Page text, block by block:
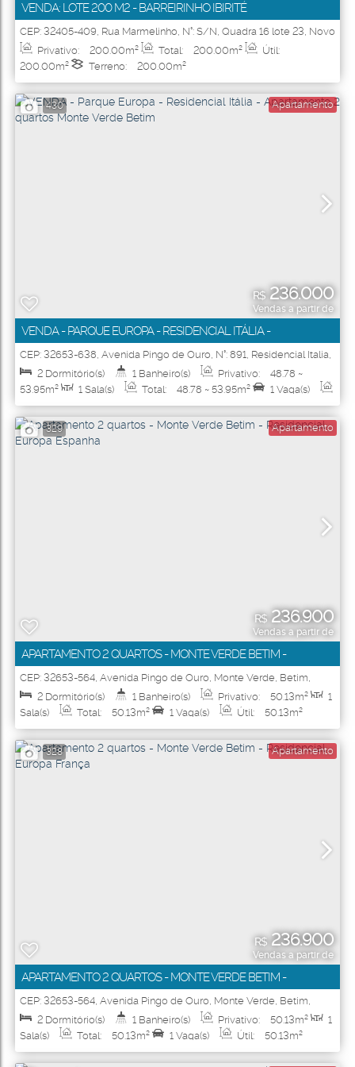
VENDA: LOTE 200 M2 - BARREIRINHO IBIRITÉ
CEP: 32405-409, Rua Marmelinho, N°: S/N, Quadra 16 lote 23, Novo
Barreirinho
Ibirité Minas Gerais
Privativo: 200.00m² Total: 200.00m²
Útil:
200.00m² Terreno: 200.00m²
430 Apartamento
R$236.000
Vendas a partir de
VENDA - PARQUE EUROPA - RESIDENCIAL ITÁLIA -
APARTAMENTO 2 QUARTOS MONTE VERDE BETIM
CEP: 32653-638, Avenida Pingo de Ouro, N°: 891, Residencial Italia,
Monte Verde
Betim ,Minas Gerais Brasil
2 Dormitório(s) 1 Banheiro(s) Privativo: 48.78 ~
53.95m² 1 Sala(s) Total: 48.78 ~ 53.95m² 1 Vaga(s)
Útil:
48.78~ 53.95m²
329 Apartamento
R$236.900
Vendas a partir de
APARTAMENTO 2 QUARTOS - MONTE VERDE BETIM -
RESIDENCIAL EUROPA ESPANHA
CEP: 32653-564, Avenida Pingo de Ouro, Monte Verde, Betim,
Minas Gerais
Brasil
2 Dormitório(s) 1 Banheiro(s) Privativo: 50.13m²
1
Sala(s)
Total: 50.13m² 1 Vaga(s) Útil: 50.13m²
328 Apartamento
R$236.900
Vendas a partir de
APARTAMENTO 2 QUARTOS - MONTE VERDE BETIM -
RESIDENCIAL EUROPA FRANÇA
CEP: 32653-564, Avenida Pingo de Ouro, Monte Verde, Betim,
Minas Gerais
Brasil
2 Dormitório(s) 1 Banheiro(s) Privativo: 50.13m²
1
Sala(s)
Total: 50.13m² 1 Vaga(s) Útil: 50.13m²